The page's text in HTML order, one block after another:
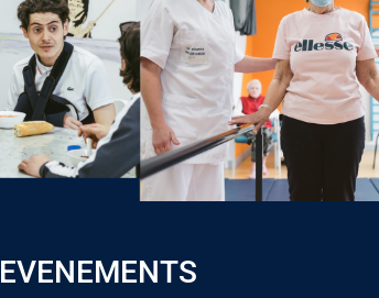
EVENEMENTS